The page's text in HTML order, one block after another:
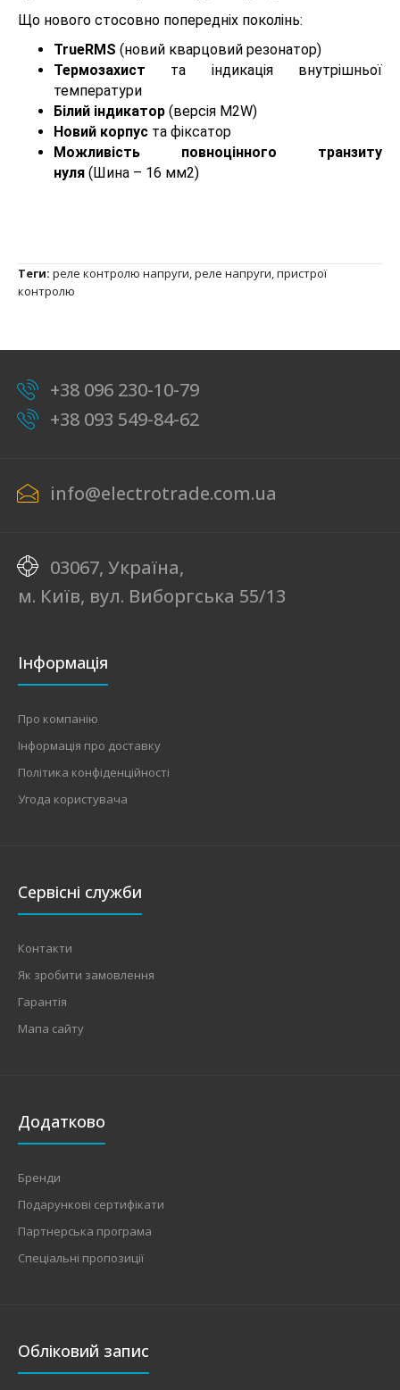
Що нового стосовно попередніх поколінь:
TrueRMS (новий кварцовий резонатор)
Термозахист та індикація внутрішньої
температури
Білий індикатор (версія M2W)
Новий корпус та фіксатор
Можливість повноцінного транзиту
нуля (Шина – 16 мм2)
Теги: реле контролю напруги,реле напруги,пристрої
контролю
+38 096 230-10-79
+38 093 549-84-62
info@electrotrade.com.ua
03067, Україна,
м. Київ, вул. Виборгська 55/13
Інформація
Про компанію
Інформація про доставку
Політика конфіденційності
Угода користувача
Сервісні служби
Контакти
Як зробити замовлення
Гарантія
Мапа сайту
Додатково
Бренди
Подарункові сертифікати
Партнерська програма
Спеціальні пропозиції
Обліковий запис